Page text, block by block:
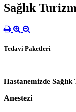
Sağlık
Tedavi Paketleri
Hastanemizde
Anestezi